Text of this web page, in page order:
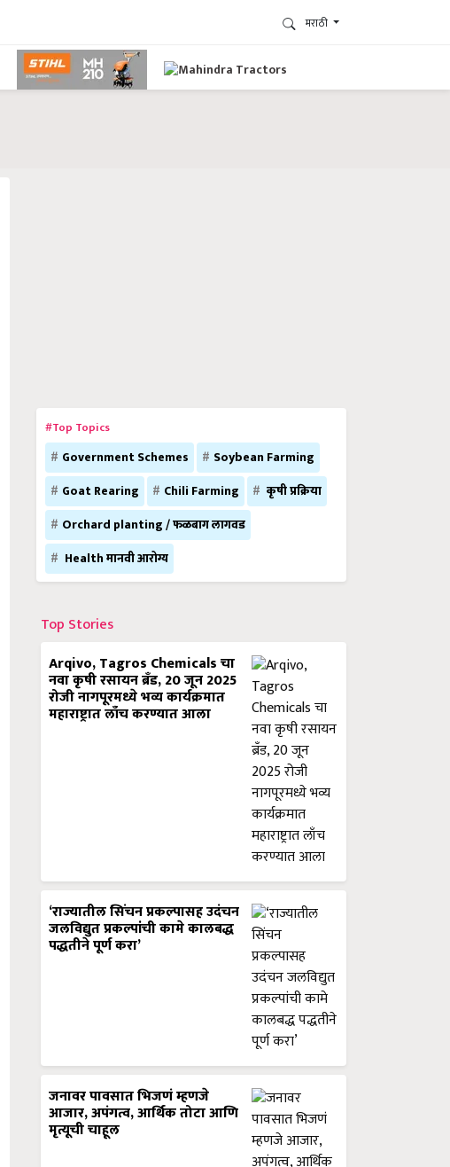
मराठी
#Top Topics
Government Schemes
Soybean Farming
Goat Rearing
Chili Farming
कृषी प्रक्रिया
Orchard planting / फळबाग लागवड
Health मानवी आरोग्य
Top Stories
Arqivo, Tagros Chemicals चा
नवा कृषी रसायन ब्रँड, 20 जून 2025
रोजी नागपूरमध्ये भव्य कार्यक्रमात
महाराष्ट्रात लाँच करण्यात आला
‘राज्यातील सिंचन प्रकल्पासह उदंचन
जलविद्युत प्रकल्पांची कामे कालबद्ध
पद्धतीने पूर्ण करा’
जनावर पावसात भिजणं म्हणजे
आजार, अपंगत्व, आर्थिक तोटा आणि
मृत्यूची चाहूल